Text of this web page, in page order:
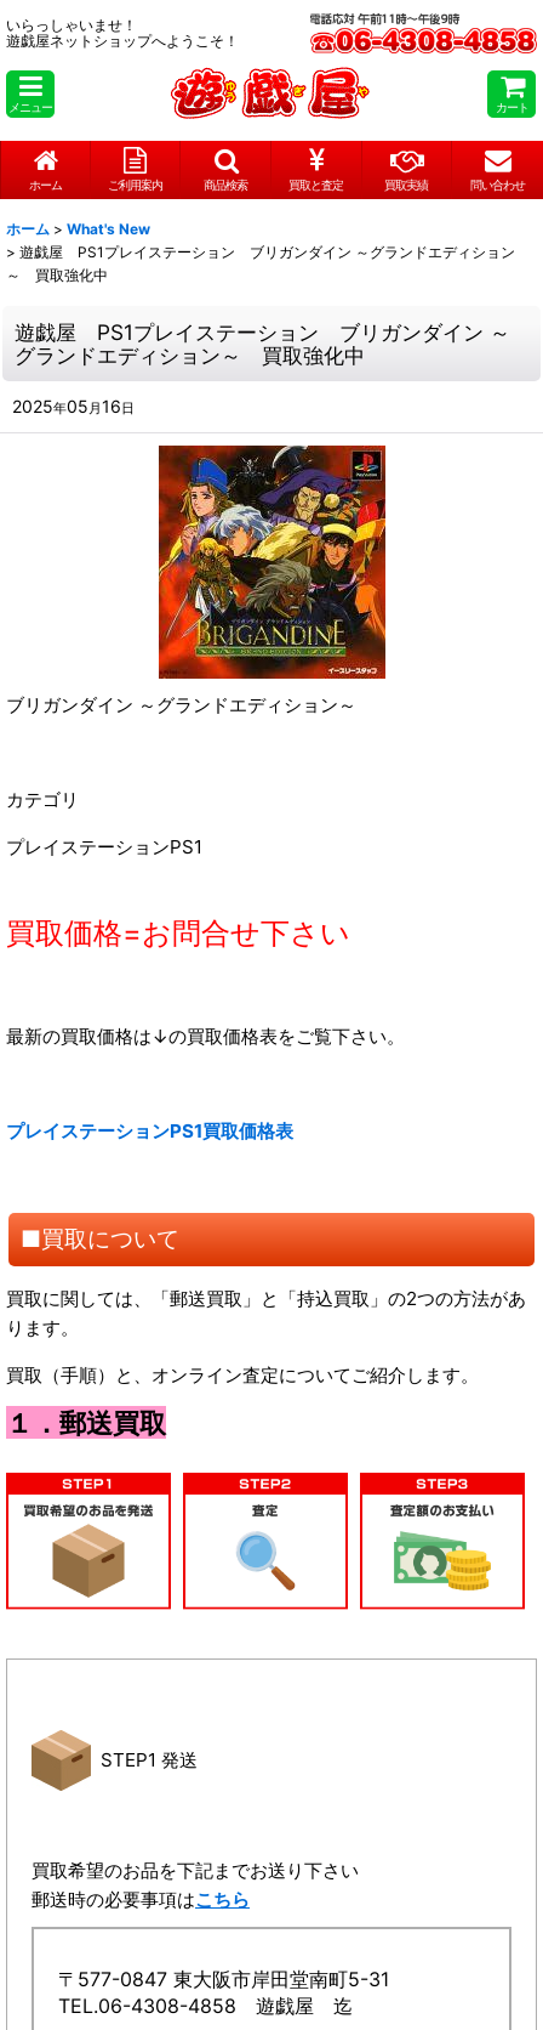
いらっしゃいませ！
遊戯屋ネットショップへようこそ！
メニュー カート
ホーム ご利用案内 商品検索 買取と査定 買取実績 問い合わせ
ホーム > What's New
> 遊戯屋 PS1プレイステーション ブリガンダイン ～グランドエディション
～ 買取強化中
遊戯屋 PS1プレイステーション ブリガンダイン ～
グランドエディション～ 買取強化中
2025年05 月16日
ブリガンダイン ～グランドエディション～
カテゴリ
プレイステーションPS1
買取価格=お問合せ下さい
最新の買取価格は↓の買取価格表をご覧下さい。
プレイステーションPS1買取価格表
■買取について
買取に関しては、「郵送買取」と「持込買取」の2つの方法があ
ります。
買取（手順）と、オンライン査定についてご紹介します。
１．郵送買取
STEP1 発送
買取希望のお品を下記までお送り下さい
郵送時の必要事項はこちら
〒577-0847 東大阪市岸田堂南町5-31
TEL.06-4308-4858 遊戯屋 迄